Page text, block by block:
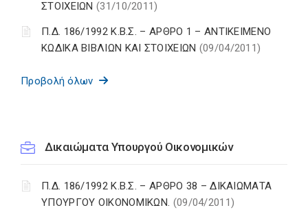
ΣΤΟΙΧΕΙΩΝ(31/10/2011)
Π.Δ. 186/1992 Κ.Β.Σ. – ΑΡΘΡΟ 1 – ΑΝΤΙΚΕΙΜΕΝΟ
ΚΩΔΙΚΑ ΒΙΒΛΙΩΝ ΚΑΙ ΣΤΟΙΧΕΙΩΝ (09/04/2011)
Προβολή όλων
Δικαιώματα Υπουργού Οικονομικών
Π.Δ. 186/1992 Κ.Β.Σ. – ΑΡΘΡΟ 38 – ΔΙΚΑΙΩΜΑΤΑ
ΥΠΟΥΡΓΟΥ ΟΙΚΟΝΟΜΙΚΩΝ. (09/04/2011)